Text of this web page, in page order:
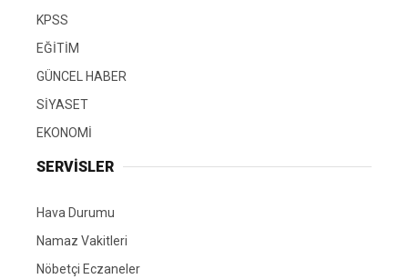
KPSS
EĞİTİM
GÜNCEL HABER
SİYASET
EKONOMİ
SERVİSLER
Hava Durumu
Namaz Vakitleri
Nöbetçi Eczaneler